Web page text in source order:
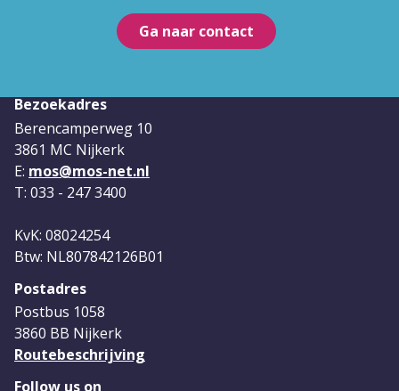
Ga naar contact
Bezoekadres
Berencamperweg 10
3861 MC Nijkerk
E: mos@mos-net.nl
T: 033 - 247 3400
KvK: 08024254
Btw: NL807842126B01
Postadres
Postbus 1058
3860 BB Nijkerk
Routebeschrijving
Follow us on